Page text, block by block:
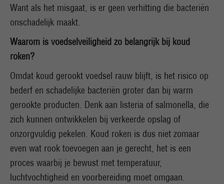
Want als het misgaat, is er geen verhitting die bacteriën
onschadelijk maakt.
Waarom is voedselveiligheid zo belangrijk bij koud
roken?
Omdat koud gerookt voedsel rauw blijft, is het risico op
bederf en schadelijke bacteriën groter dan bij warm
gerookte producten. Denk aan listeria of salmonella, die
zich kunnen ontwikkelen bij verkeerde opslag of
onzorgvuldig pekelen. Koud roken is dus niet zomaar
even wat rook toevoegen aan je gerecht, het is een
proces waarbij je bewust met temperatuur,
luchtvochtigheid en voorbereiding moet omgaan.